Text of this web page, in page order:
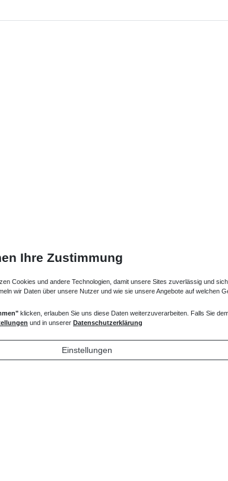
Verlängertes Ventil für Heizkörper Konvektor
72,32 € *
*inkl. ges. MwSt.
Ihre Zustimmung
Cookies und andere Technologien, damit unsere Sites zuverlässig und
wir Daten über unsere Nutzer und wie sie unsere Angebote auf welchen
klicken, erlauben Sie uns diese Daten weiterzuverarbeiten. Falls Sie
und in unserer Datenschutzerklärung
Einstellungen